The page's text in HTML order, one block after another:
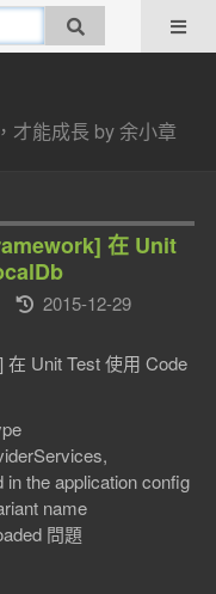
才能成長 by 余小章
在 Unit
2015-12-29
在 Unit Test 使用 Code
the application config
name
問題